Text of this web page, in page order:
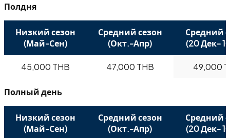
Полдня
Низкий сезон
(Май-Сен)
Средний сезон
(Окт.-Апр)
Средний
(20 Дек-
45,000 THB 47,000 THB 49,000
Полный день
Низкий сезон
(Май-Сен)
Средний сезон
(Окт.-Апр)
Средний
(20 Дек-